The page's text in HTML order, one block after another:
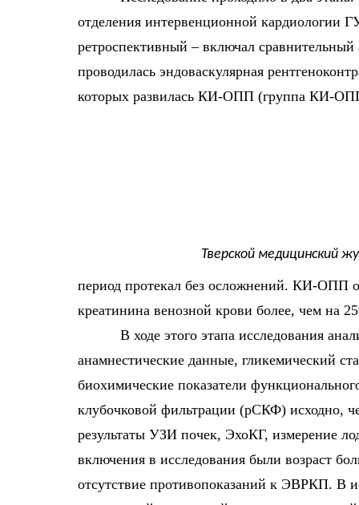
отделения интервенционной
ретроспективный – включал
проводилась эндоваскулярная
которых развилась КИ-ОПП (группа КИ-
Тверской медицинский
период протекал без осложнений. КИ-ОПП
креатинина венозной крови более, чем на
В ходе этого этапа исследования
анамнестические данные, гликемический
биохимические показатели
клубочковой фильтрации (рСКФ) исходно,
результаты УЗИ почек, ЭхоКГ, измерение
включения в исследования были возраст
отсутствие противопоказаний к ЭВРКП. В